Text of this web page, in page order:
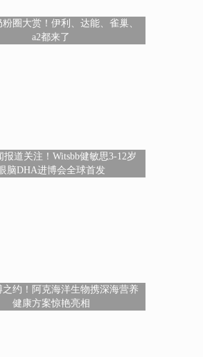
圈大赏！伊利、达能、雀巢、
a2都来了
报道关注！Witsbb健敏思3-12岁
脑DHA进博会全球首发
之约！阿克海洋生物携深海营养
健康方案惊艳亮相